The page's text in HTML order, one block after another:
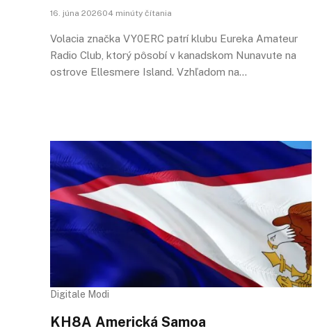
16. júna 202604 minúty čítania
Volacia značka VY0ERC patrí klubu Eureka Amateur
Radio Club, ktorý pôsobí v kanadskom Nunavute na
ostrove Ellesmere Island. Vzhľadom na…
Digitale Modi
KH8A Americká Samoa